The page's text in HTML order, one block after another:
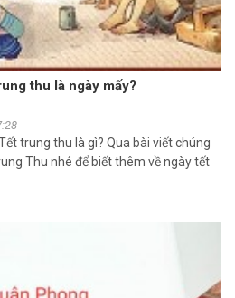
thu là ngày mấy?
trung thu là gì? Qua bài viết chúng
Thu nhé để biết thêm về ngày tết